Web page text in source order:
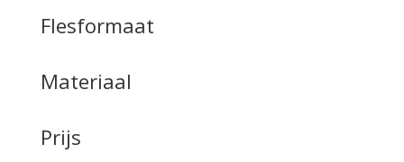
Flesformaat
Materiaal
Prijs